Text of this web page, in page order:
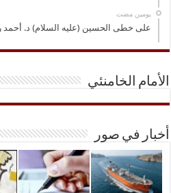
‏يومين مضت
على خطى الحسين (عليه السلام) د. أحمد
الأمام الخامنئي
أخبار في صور